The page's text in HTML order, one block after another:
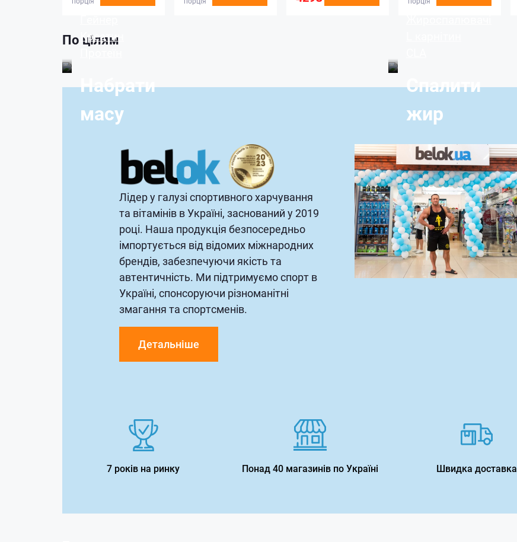
По цілям
Набрати
масу
Креатин
Спалити
жир
Лідер у галузі спортивного харчування
та вітамінів в Україні, заснований у 2019
році. Наша продукція безпосередньо
імпортується від відомих міжнародних
брендів, забезпечуючи якість та
автентичність. Ми підтримуємо спорт в
Україні, спонсоруючи різноманітні
змагання та спортсменів.
Детальніше
7 років на ринку Понад 40 магазинів по Україні Швидка доставка